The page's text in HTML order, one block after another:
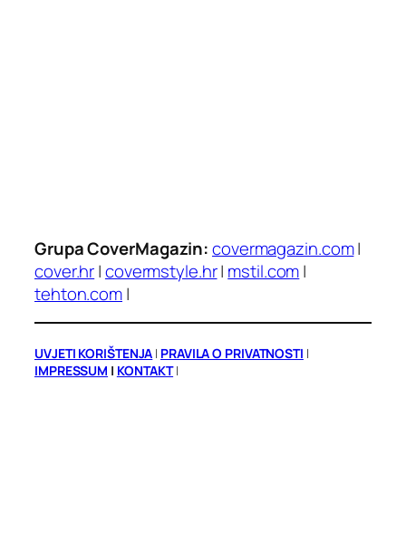
Grupa CoverMagazin:covermagazin.com|
cover.hr|covermstyle.hr| mstil.com|
tehton.com|
UVJETI KORIŠTENJA | PRAVILA O PRIVATNOSTI |
IMPRESSUM | KONTAKT|